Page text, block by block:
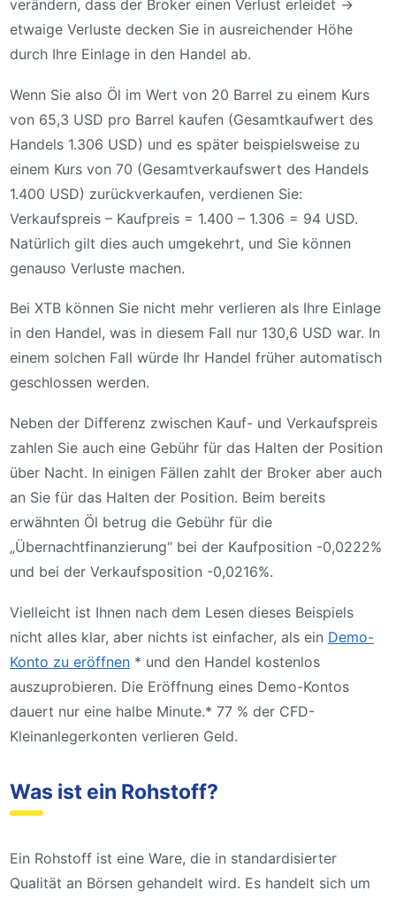
verändern, dass der Broker einen Verlust erleidet ->
etwaige Verluste decken Sie in ausreichender Höhe
durch Ihre Einlage in den Handel ab.
Wenn Sie also Öl im Wert von 20 Barrel zu einem Kurs
von 65,3 USD pro Barrel kaufen (Gesamtkaufwert des
Handels 1.306 USD) und es später beispielsweise zu
einem Kurs von 70 (Gesamtverkaufswert des Handels
1.400 USD) zurückverkaufen, verdienen Sie:
Verkaufspreis – Kaufpreis = 1.400 – 1.306 = 94 USD.
Natürlich gilt dies auch umgekehrt, und Sie können
genauso Verluste machen.
Bei XTB können Sie nicht mehr verlieren als Ihre Einlage
in den Handel, was in diesem Fall nur 130,6 USD war. In
einem solchen Fall würde Ihr Handel früher automatisch
geschlossen werden.
Neben der Differenz zwischen Kauf- und Verkaufspreis
zahlen Sie auch eine Gebühr für das Halten der Position
über Nacht. In einigen Fällen zahlt der Broker aber auch
an Sie für das Halten der Position. Beim bereits
erwähnten Öl betrug die Gebühr für die
„Übernachtfinanzierung“ bei der Kaufposition -0,0222%
und bei der Verkaufsposition -0,0216%.
Vielleicht ist Ihnen nach dem Lesen dieses Beispiels
nicht alles klar, aber nichts ist einfacher, als ein Demo-
Konto zu eröffnen * und den Handel kostenlos
auszuprobieren. Die Eröffnung eines Demo-Kontos
dauert nur eine halbe Minute.* 77 % der CFD-
Kleinanlegerkonten verlieren Geld.
Was ist ein Rohstoff?
Ein Rohstoff ist eine Ware, die in standardisierter
Qualität an Börsen gehandelt wird. Es handelt sich um